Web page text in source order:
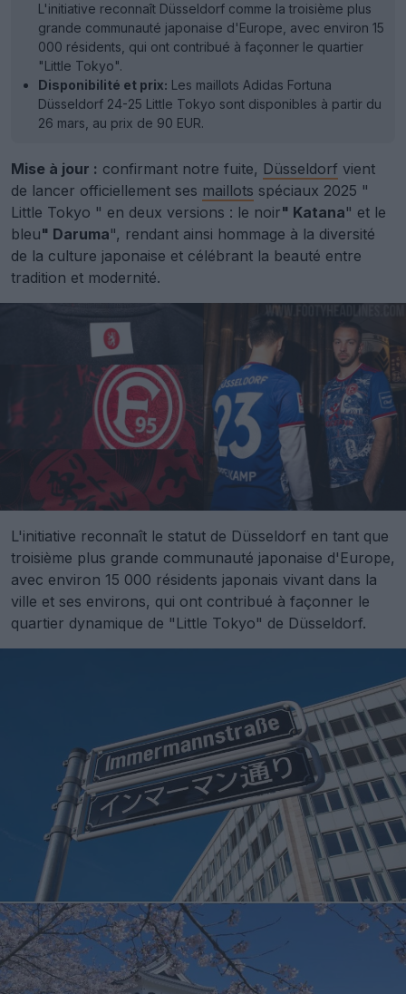
L'initiative reconnaît Düsseldorf comme la troisième plus
grande communauté japonaise d'Europe, avec environ 15
000 résidents, qui ont contribué à façonner le quartier
"Little Tokyo".
Disponibilité et prix: Les maillots Adidas Fortuna
Düsseldorf 24-25 Little Tokyo sont disponibles à partir du
26 mars, au prix de 90 EUR.
Mise à jour : confirmant notre fuite, Düsseldorf vient
de lancer officiellement ses maillots spéciaux 2025 "
Little Tokyo " en deux versions : le noir" Katana" et le
bleu" Daruma", rendant ainsi hommage à la diversité
de la culture japonaise et célébrant la beauté entre
tradition et modernité.
L'initiative reconnaît le statut de Düsseldorf en tant que
troisième plus grande communauté japonaise d'Europe,
avec environ 15 000 résidents japonais vivant dans la
ville et ses environs, qui ont contribué à façonner le
quartier dynamique de "Little Tokyo" de Düsseldorf.